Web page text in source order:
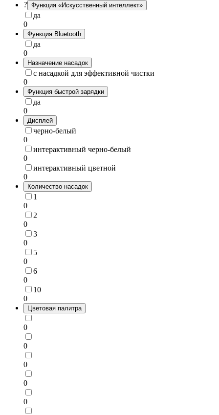
? Функция «Искусственный интеллект»
да
0
Функция Bluetooth
да
0
Назначение насадок
с насадкой для эффективной чистки
0
Функция быстрой зарядки
да
0
Дисплей
черно-белый
0
интерактивный черно-белый
0
интерактивный цветной
0
Количество насадок
1
0
2
0
3
0
5
0
6
0
10
0
Цветовая палитра
0
0
0
0
0